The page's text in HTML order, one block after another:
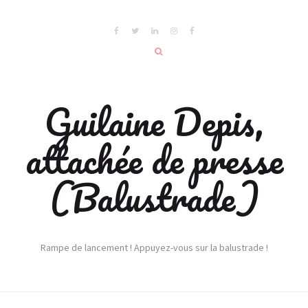
Guilaine Depis,
attachée de presse
(Balustrade)
Rampe de lancement ! Appuyez-vous sur la balustrade !